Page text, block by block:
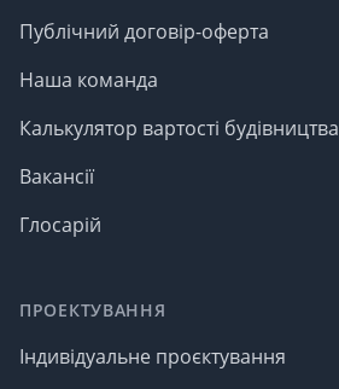
Публічний договір-оферта
Наша команда
Калькулятор вартості будівництва
Вакансії
Глосарій
ПРОЕКТУВАННЯ
Індивідуальне проєктування